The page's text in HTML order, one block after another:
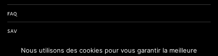
faq
sav
contactez-nous
Nous utilisons des cookies pour vous garantir la meilleure